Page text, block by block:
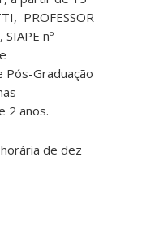
PROFESSOR
nº
Pós-Graduação
–
2 anos.
de dez